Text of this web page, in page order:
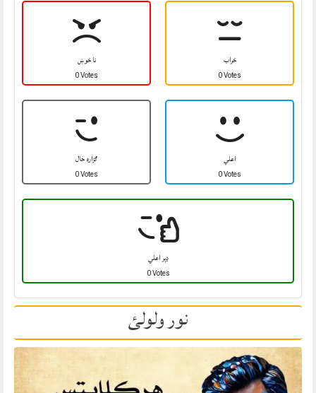
نا خوښ
0 Votes
خراب
0 Votes
ګزاره حال
0 Votes
اعلي
0 Votes
ډېر اعلي
0 Votes
نور ولولئ